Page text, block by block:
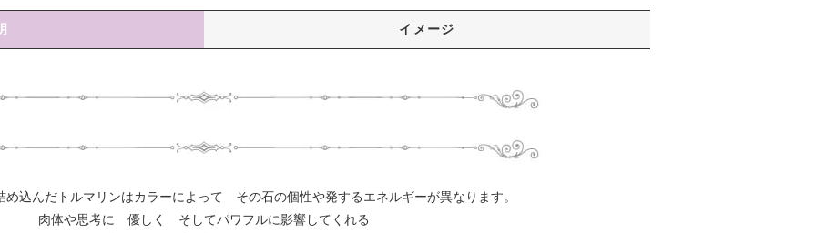
イメージ
め込んだトルマリンはカラーによって その石の個性や発するエネルギーが異なります。
肉体や思考に 優しく そしてパワフルに影響してくれる